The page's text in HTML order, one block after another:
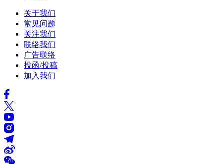
关于我们
常见问题
关注我们
联络我们
广告联络
投函/投稿
加入我们